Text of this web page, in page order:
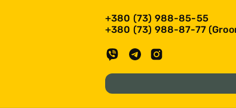
+380 (73) 988-85-55
+380 (73) 988-87-77